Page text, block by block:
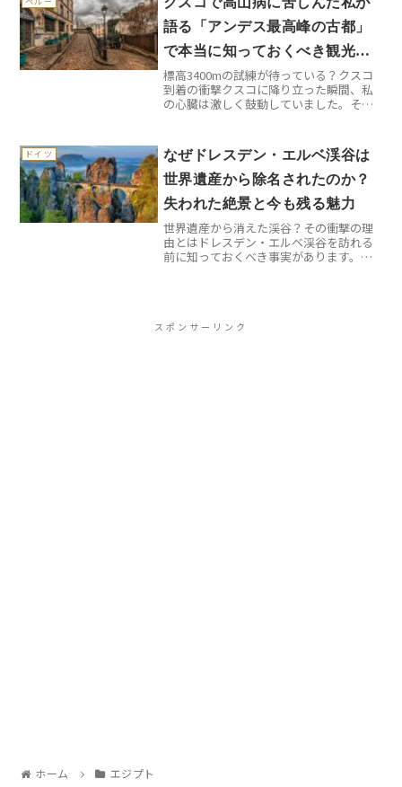
て並んでいる観光客の多く...
語る「アンデス最高峰の古都」
で本当に知っておくべき観光の
現実
標高3400mの試練が待っている？クスコ
到着の衝撃クスコに降り立った瞬間、私
の心臓は激しく鼓動していました。それ
都は、かつてのインカ帝国の首都として
栄華を誇りました...
ドイツ
なぜドレスデン・エルベ渓谷は
世界遺産から除名されたのか？
失われた絶景と今も残る魅力
世界遺産から消えた渓谷？その衝撃の理
由とはドレスデン・エルベ渓谷を訪れる
前に知っておくべき事実があります。こ
スポンサーリンク
ホーム エジプト